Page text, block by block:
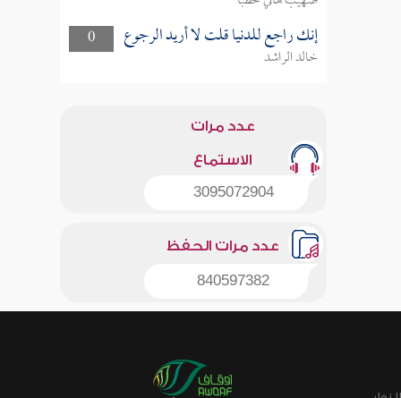
0
إنك راجع للدنيا قلت لا أريد الرجوع
خالد الراشد
عدد مرات
الاستماع
3095072904
عدد مرات الحفظ
840597382